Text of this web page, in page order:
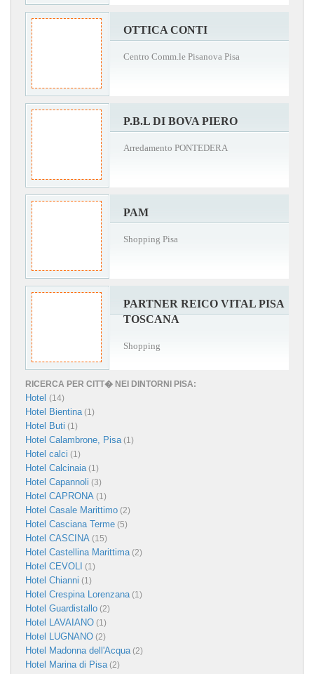
OTTICA CONTI
Centro Comm.le Pisanova Pisa
P.B.L DI BOVA PIERO
Arredamento PONTEDERA
PAM
Shopping Pisa
PARTNER REICO VITAL PISA
TOSCANA
Shopping
RICERCA PER CITT� NEI DINTORNI PISA:
Hotel (14)
Hotel Bientina(1)
Hotel Buti (1)
Hotel Calambrone, Pisa(1)
Hotel calci (1)
Hotel Calcinaia(1)
Hotel Capannoli (3)
Hotel CAPRONA (1)
Hotel Casale Marittimo (2)
Hotel Casciana Terme (5)
Hotel CASCINA (15)
Hotel Castellina Marittima(2)
Hotel CEVOLI (1)
Hotel Chianni (1)
Hotel Crespina Lorenzana(1)
Hotel Guardistallo (2)
Hotel LAVAIANO (1)
Hotel LUGNANO (2)
Hotel Madonna dell'Acqua(2)
Hotel Marina di Pisa(2)